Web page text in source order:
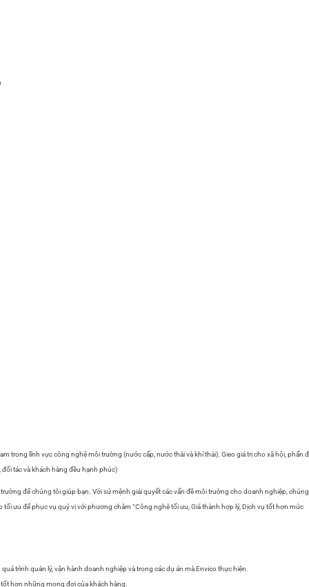
trong lĩnh vực công nghệ môi trường (nước cấp, nước thải và khí thải). Gieo giá trị cho xã hội, phấn
tác và khách hàng đều hạnh phúc)
để chúng tôi giúp bạn. Với sứ mệnh giải quyết các vấn đề môi trường cho doanh nghiệp,
ưu để phục vụ quý vị với phương châm “Công nghệ tối ưu, Giá thành hợp lý, Dịch vụ tốt hơn mức
trình quản lý, vận hành doanh nghiệp và trong các dự án mà Envico thực hiện.
hơn những mong đợi của khách hàng.